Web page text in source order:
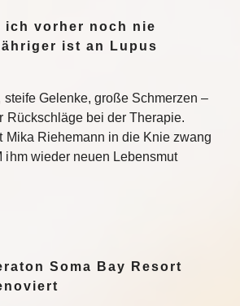
ich vorher noch nie
ist an Lupus
steife Gelenke, große Schmerzen –
Rückschläge bei der Therapie.
Mika Riehemann in die Knie zwang
ihm wieder neuen Lebensmut
Soma Bay Resort